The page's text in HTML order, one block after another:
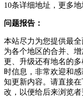
10条详细地址，更多
问题报告：
本站尽力为您提供最
为各个地区的合并、
更、升级还有地名的
时信息，非常欢迎和
知更新内容。请直接
改，以便给后来浏览者